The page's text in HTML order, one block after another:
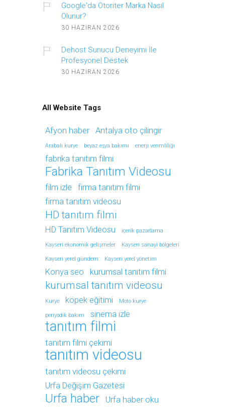
Google'da Otoriter Marka Nasıl
Olunur?
30 HAZIRAN 2026
Dehost Sunucu Deneyimi İle
Profesyonel Destek
30 HAZIRAN 2026
All Website Tags
Afyon haber Antalya oto çilingir
Arabalı kurye beyaz eşya bakımı enerji verimliliği
fabrika tanıtım filmi
Fabrika Tanıtım Videosu
film izle
firma tanıtım filmi
firma tanıtım videosu
HD tanıtım filmi
HD Tanıtım Videosu içerik pazarlama
Kayseri ekonomik gelişmeler Kayseri sanayi bölgeleri
Kayseri yerel gündem Kayseri yerel yönetim
Konya seo kurumsal tanıtım filmi
kurumsal tanıtım videosu
Kurye köpek eğitimi Moto kurye
periyodik bakım sinema izle
tanıtım filmi
tanıtım filmi çekimi
tanıtım videosu
tanıtım videosu çekimi
Urfa Değişim Gazetesi
Urfa haber Urfa haber oku